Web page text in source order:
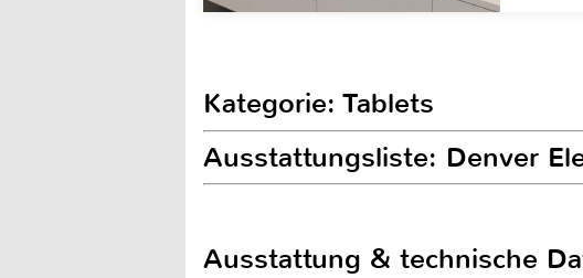
Kategorie: Tablets
Ausstattungsliste: Denver
Ausstattung & technische